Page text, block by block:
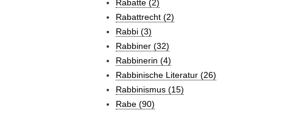
Rabatte (2)
Rabattrecht (2)
Rabbi (3)
Rabbiner (32)
Rabbinerin (4)
Rabbinische Literatur (26)
Rabbinismus (15)
Rabe (90)